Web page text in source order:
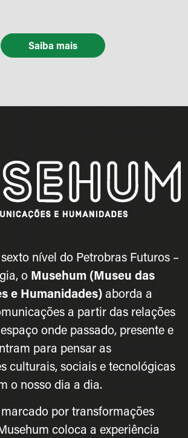
Saiba mais
nível do Petrobras Futuros –
o Musehum (Museu das
e Humanidades)aborda a
a partir das relações
onde passado, presente e
para pensar as
culturais, sociais e tecnológicas
o nosso dia a dia.
por transformações
coloca a experiência